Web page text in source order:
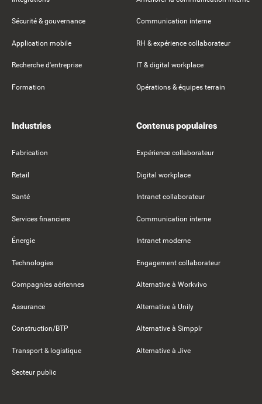
Sécurité & gouvernance
Application mobile
Recherche d'entreprise
Formation
Communication interne
RH & expérience collaborateur
IT & digital workplace
Opérations & équipes terrain
Industries
Fabrication
Retail
Santé
Services financiers
Énergie
Technologies
Compagnies aériennes
Assurance
Construction/BTP
Transport & logistique
Secteur public
Contenus populaires
Expérience collaborateur
Digital workplace
Intranet collaborateur
Communication interne
Intranet moderne
Engagement collaborateur
Alternative à Workvivo
Alternative à Unily
Alternative à Simpplr
Alternative à Jive